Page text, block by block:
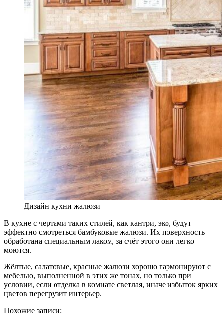
Дизайн кухни жалюзи
В кухне с чертами таких стилей, как кантри, эко, будут
эффектно смотреться бамбуковые жалюзи. Их поверхность
обработана специальным лаком, за счёт этого они легко
моются.
Жёлтые, салатовые, красные жалюзи хорошо гармонируют с
мебелью, выполненной в этих же тонах, но только при
условии, если отделка в комнате светлая, иначе избыток ярких
цветов перегрузит интерьер.
Похожие записи: